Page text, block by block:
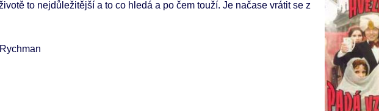
to nejdůležitější a to co hledá a po čem touží. Je načase vrátit se z